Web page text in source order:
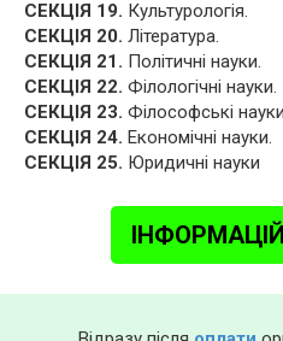
СЕКЦІЯ 19. Культурологія.
СЕКЦІЯ 20. Література.
СЕКЦІЯ 21. Політичні науки.
СЕКЦІЯ 22. Філологічні науки.
СЕКЦІЯ 23. Філософські
СЕКЦІЯ 24. Економічні науки.
СЕКЦІЯ 25. Юридичні науки